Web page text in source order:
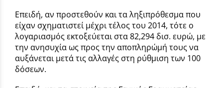
Επειδή, αν προστεθούν και τα ληξιπρόθεσμα που
είχαν σχηματιστεί μέχρι τέλος του 2014, τότε ο
λογαριασμός εκτοξεύεται στα 82,294 δισ. ευρώ, με
την ανησυχία ως προς την αποπληρώμή τους να
αυξάνεται μετά τις αλλαγές στη ρύθμιση των 100
δόσεων.